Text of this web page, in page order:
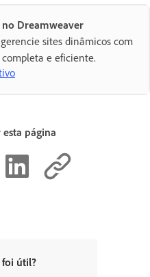
no Dreamweaver
sites dinâmicos com
e eficiente.
página
foi útil?